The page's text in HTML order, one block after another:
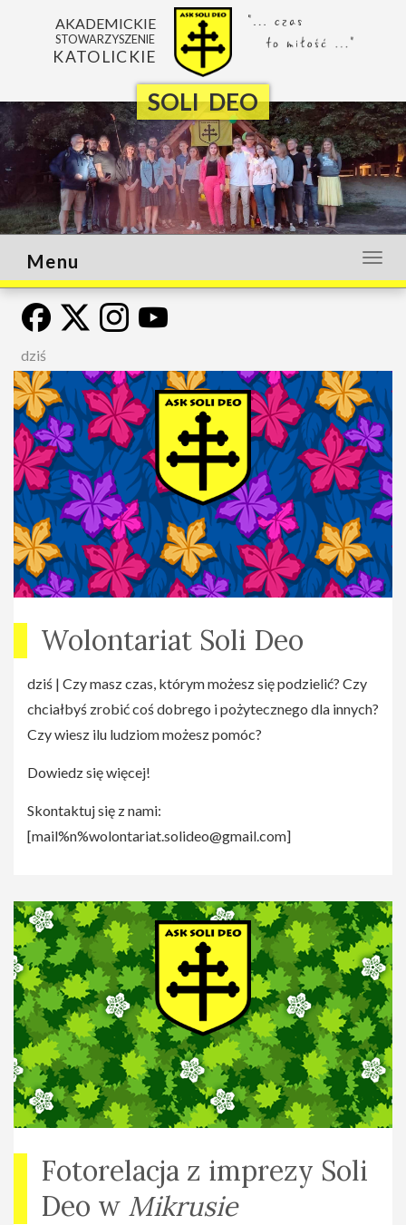
SOLI DEO
AKADEMICKIE
STOWARZYSZENIE
KATOLICKIE
lub
Menu
dziś
Wolontariat Soli Deo
dziś | Czy masz czas, którym możesz się podzielić? Czy
chciałbyś zrobić coś dobrego i pożytecznego dla innych?
Czy wiesz ilu ludziom możesz pomóc?
Dowiedz się więcej!
Skontaktuj się z nami:
[mail%n%wolontariat.solideo@gmail.com]
Fotorelacja z imprezy Soli
Deo w Mikrusie